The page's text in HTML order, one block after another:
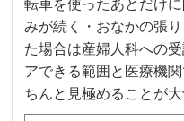
転車を使ったあとだけ
みが続く・おなかの張
た場合は産婦人科への
アできる範囲と医療機
ちんと見極めることが大